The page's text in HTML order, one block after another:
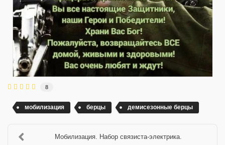
8
мобилизация берцы демисезонные берцы
Мобилизация. Набор связиста-электрика.